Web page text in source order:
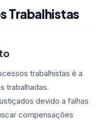
Trabalhistas
trabalhistas é a
trabalhadas.
devido a falhas
compensações